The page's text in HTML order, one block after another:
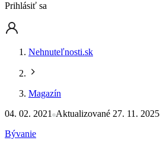
Prihlásiť sa
Nehnuteľnosti.sk
Magazín
04. 02. 2021 Aktualizované 27. 11. 2025
Bývanie